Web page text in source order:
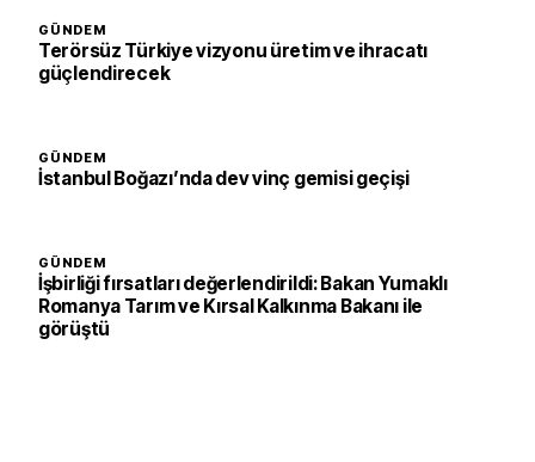
GÜNDEM
Terörsüz Türkiye vizyonu üretim ve ihracatı
güçlendirecek
GÜNDEM
İstanbul Boğazı’nda dev vinç gemisi geçişi
GÜNDEM
İşbirliği fırsatları değerlendirildi: Bakan Yumaklı
Romanya Tarım ve Kırsal Kalkınma Bakanı ile
görüştü